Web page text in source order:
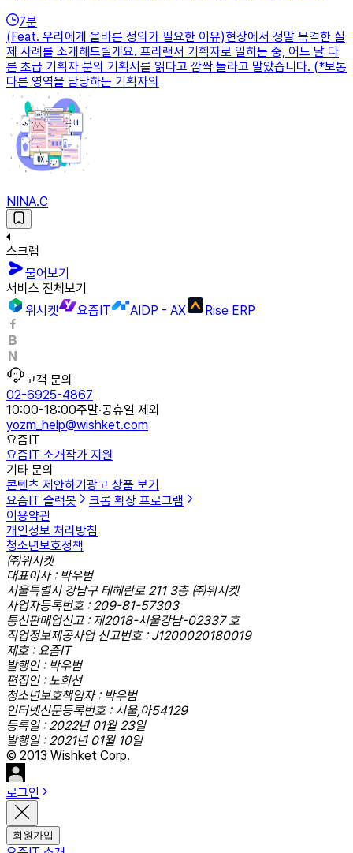
7분
(Feat. 우리에게 올바른 정의가 필요한 이유)현장에서 정말 목격한 실
제 사례를 소개해드릴게요. 프리랜서 기획자로 일하는 중, 어느 날 다
른 초급 기획자 분의 기획서를 읽다고 깜짝 놀라고 말았습니다. (*보통
다른 영역을 담당하는 기획자의
NINA.C
스크랩
물어보기
서비스 전체보기
위시켓
요즘IT AIDP - AX Rise ERP
고객 문의
02-6925-4867
10:00-18:00주말·공휴일 제외
yozm_help@wishket.com
요즘IT
요즘IT 소개작가 지원
기타 문의
콘텐츠 제안하기 광고 상품 보기
요즘IT 슬랙봇
크롬 확장 프로그램
이용약관
개인정보 처리방침
청소년보호정책
㈜위시켓
대표이사 : 박우범
서울특별시 강남구 테헤란로 211 3층 ㈜위시켓
사업자등록번호 : 209-81-57303
통신판매업신고 : 제2018-서울강남-02337 호
직업정보제공사업 신고번호 : J1200020180019
제호 : 요즘IT
발행인 : 박우범
편집인 : 노희선
청소년보호책임자 : 박우범
인터넷신문등록번호 : 서울,아54129
등록일 : 2022년 01월 23일
발행일 : 2021년 01월 10일
© 2013 Wishket Corp.
로그인
회원가입